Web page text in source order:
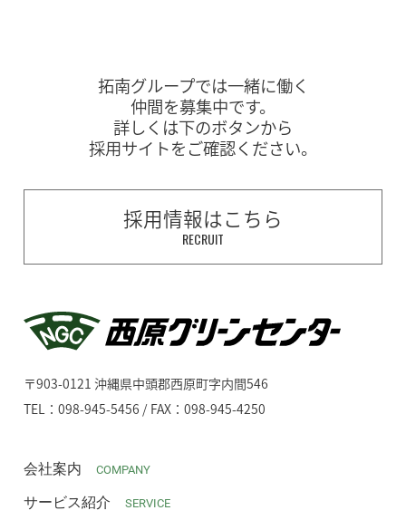
拓南グループでは一緒に働く
仲間を募集中です。
詳しくは下のボタンから
採用サイトをご確認ください。
採用情報はこちら
RECRUIT
〒903-0121 沖縄県中頭郡西原町字内間546
TEL：098-945-5456 / FAX：098-945-4250
会社案内 COMPANY
サービス紹介 SERVICE